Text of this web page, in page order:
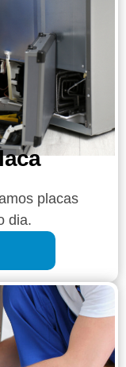
placas
dia.